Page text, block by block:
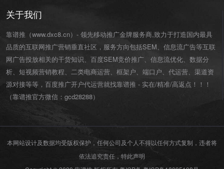
关于我们
靠谱推（www.dxc8.cn）- 领先移动推广金牌服务商,致力于打造国内最具
品质的互联网推广营销垂直社区，服务方向包括SEM、信息流广告等互联
网广告投放相关的干货知识、百度SEM竞价推广、信息流优化、数据分
析、短视频营销教程、二类电商运营、 框架户 端口户 代运营 、渠道资
源对接等等，百度推广开户代运营就找靠谱推 - 实在/精准/高返点！！！
（靠谱推官方微信： gcd28288）
本网站设计及数据均受版权保护，任何公司及个人不得以任何方式复制，违者将
依法追究责任，特此声明